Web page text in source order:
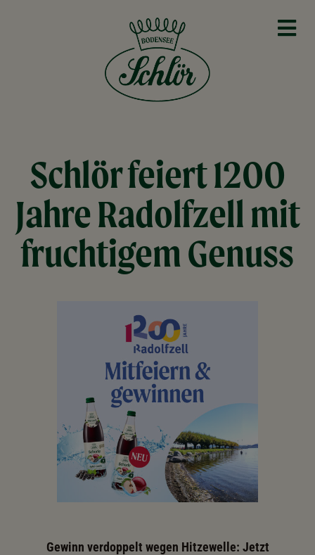
Schlör feiert 1200
Jahre Radolfzell mit
fruchtigem Genuss
Gewinn verdoppelt wegen Hitzewelle: Jetzt